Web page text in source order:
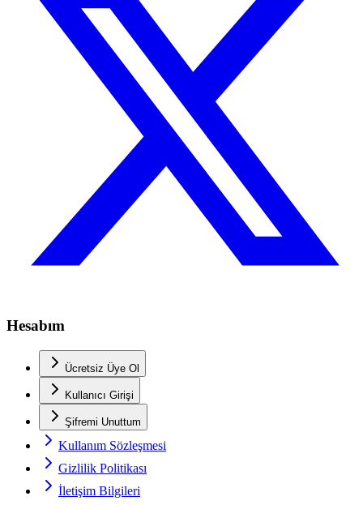
Hesabım
Ücretsiz Üye Ol
Kullanıcı Girişi
Şifremi Unuttum
Kullanım Sözleşmesi
Gizlilik Politikası
İletişim Bilgileri